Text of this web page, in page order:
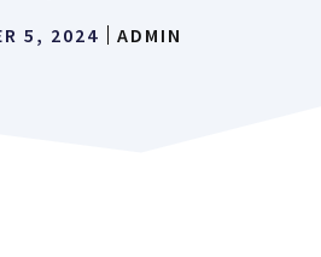
5, 2024 ADMIN